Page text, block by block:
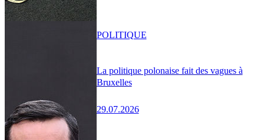
La politique polonaise fait des vagues à
Bruxelles
29.07.2026
POLITIQUE